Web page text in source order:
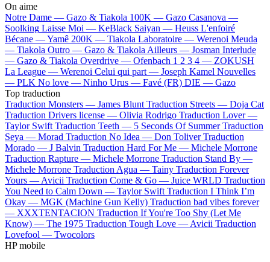
On aime
Notre Dame — Gazo & Tiakola 100K — Gazo Casanova —
Soolking Laisse Moi — KeBlack Saiyan — Heuss L'enfoiré
Bécane —Yamê 200K — Tiakola Laboratoire — Werenoi Meuda
— Tiakola Outro — Gazo & Tiakola Ailleurs — Josman Interlude
— Gazo & Tiakola Overdrive — Ofenbach 1 2 3 4 — ZOKUSH
La League — Werenoi Celui qui part — Joseph Kamel Nouvelles
— PLK No love — Ninho Urus — Favé (FR) DIE — Gazo
Top traduction
Traduction Monsters — James Blunt Traduction Streets — Doja Cat
Traduction Drivers license — Olivia Rodrigo Traduction Lover —
Taylor Swift Traduction Teeth — 5 Seconds Of Summer Traduction
Seya — Morad Traduction No Idea — Don Toliver Traduction
Morado — J Balvin Traduction Hard For Me — Michele Morrone
Traduction Rapture — Michele Morrone Traduction Stand By —
Michele Morrone Traduction Agua — Tainy Traduction Forever
Yours — Avicii Traduction Come & Go — Juice WRLD Traduction
You Need to Calm Down — Taylor Swift Traduction I Think I’m
Okay — MGK (Machine Gun Kelly) Traduction bad vibes forever
— XXXTENTACION Traduction If You're Too Shy (Let Me
Know) — The 1975 Traduction Tough Love — Avicii Traduction
Lovefool — Twocolors
HP mobile